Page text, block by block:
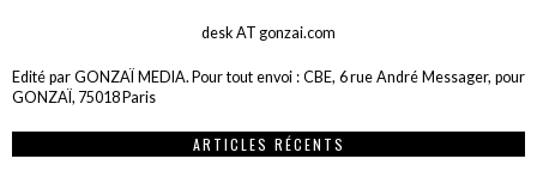
desk AT gonzai.com
Edité par GONZAÏ MEDIA. Pour tout envoi : CBE, 6 rue André Messager, pour
GONZAÏ, 75018 Paris
ARTICLES RÉCENTS